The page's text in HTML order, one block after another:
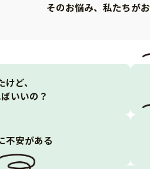
そのお悩み、私たちがお
ど、
いいの？
不安がある